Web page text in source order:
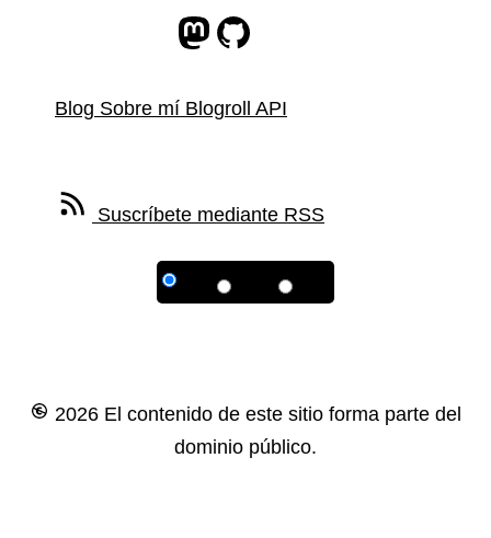
Perfil de Mastodon
Perfil de Github
Blog Sobre mí Blogroll API
Feed RSS
Suscríbete mediante RSS
2026 El contenido de este sitio forma parte del
dominio público.